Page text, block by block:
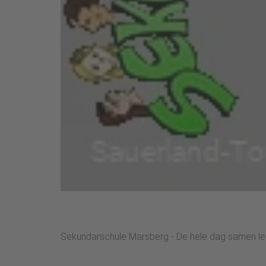
Sekundarschule Marsberg - De hele dag samen